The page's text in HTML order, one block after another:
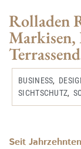
Rolladen
Markisen,
BUSINESS,
SICHTSCHUTZ,
Seit